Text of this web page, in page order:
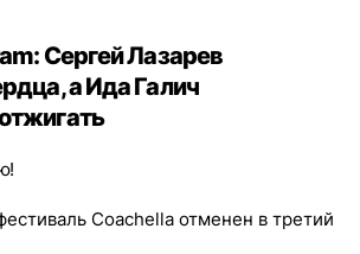
Сергей Лазарев
а Ида Галич